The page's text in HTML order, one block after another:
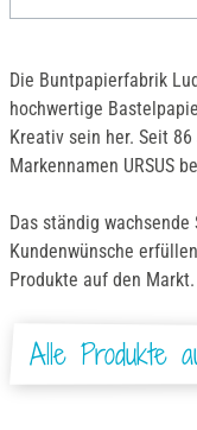
Die Buntpapierfabrik
hochwertige
Kreativ sein her. Seit
Markennamen URSUS
Das ständig
Kundenwünsche
Produkte auf den Markt.
Alle Produkte